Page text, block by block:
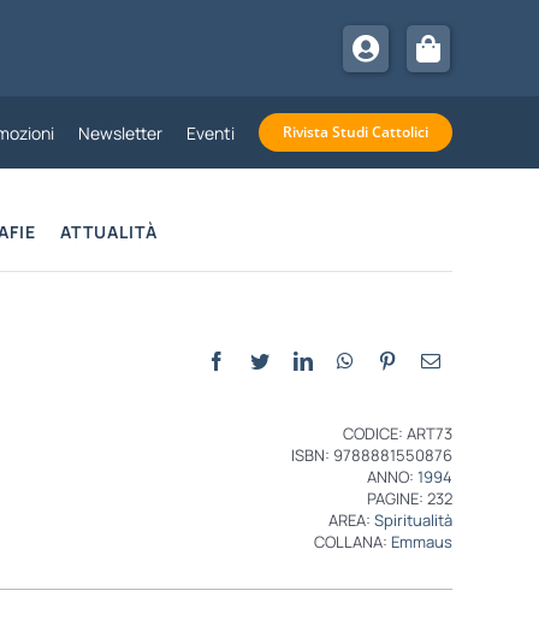
Newsletter Eventi Rivista Studi Cattolici
ATTUALITÀ
CODICE: ART73
ISBN: 9788881550876
ANNO:1994
PAGINE: 232
AREA:Spiritualità
COLLANA: Emmaus